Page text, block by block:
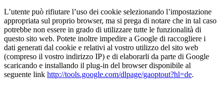
L’utente può rifiutare l’uso dei cookie selezionando l’impostazione
appropriata sul proprio browser, ma si prega di notare che in tal caso
potrebbe non essere in grado di utilizzare tutte le funzionalità di
questo sito web. Potete inoltre impedire a Google di raccogliere i
dati generati dal cookie e relativi al vostro utilizzo del sito web
(compreso il vostro indirizzo IP) e di elaborarli da parte di Google
scaricando e installando il plug-in del browser disponibile al
seguente link http://tools.google.com/dlpage/gaoptout?hl=de.